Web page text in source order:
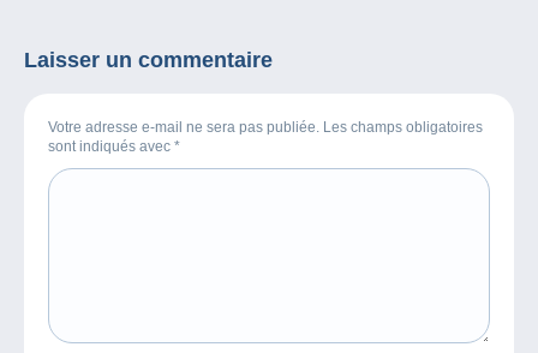
Laisser un commentaire
Votre adresse e-mail ne sera pas publiée. Les champs obligatoires
sont indiqués avec *